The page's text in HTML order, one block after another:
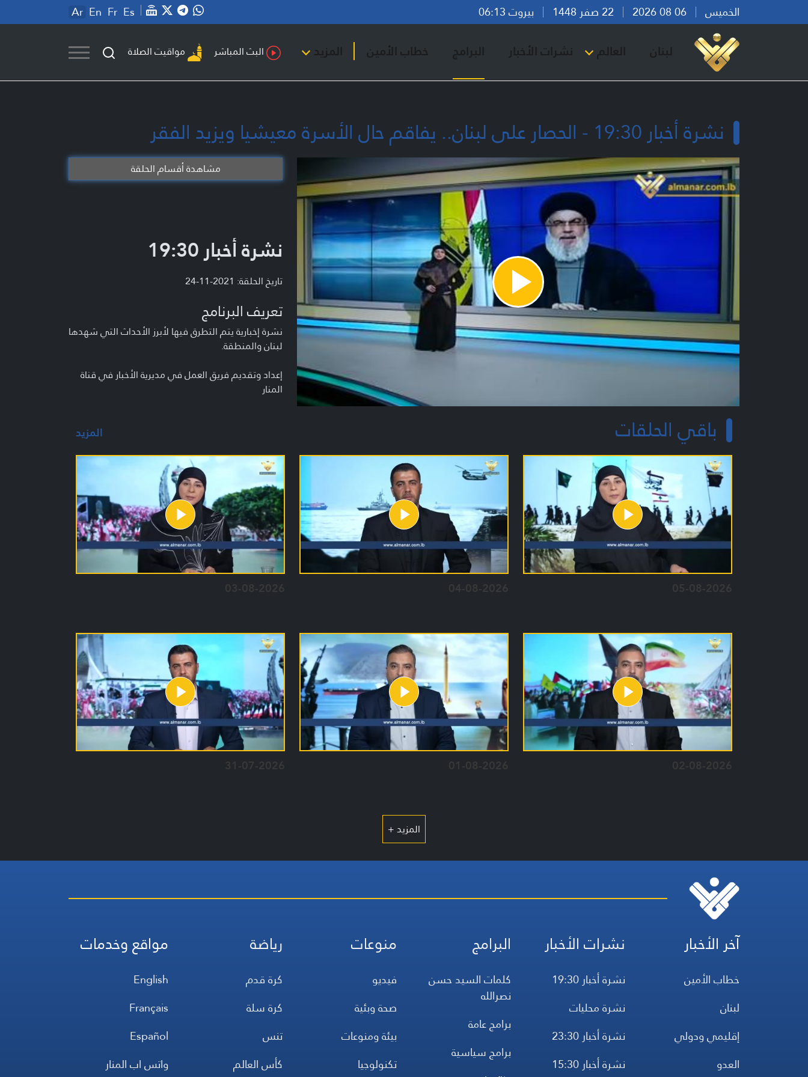
الخميس بيروت 06:13 Ar En Fr Es
لبنان العالم نشرات الأخبار البرامج خطاب الأمين المزيد البث المباشر مواقيت الصلاة
نشرة أخبار 19:30 - الحصار على لبنان.. يفاقم حال الأسرة معيشيا ويزيد الفقر
Play
Video
مشاهدة أقسام الحلقة
نشرة أخبار 19:30
تاريخ الحلقة: 2021-11-24
تعريف البرنامج
نشرة إخبارية يتم التطرق فيها لأبرز الأحداث التي شهدها
لبنان والمنطقة.
إعداد وتقديم فريق العمل في مديرية الأخبار في قناة
المنار
باقي الحلقات المزيد
05-08-2026
04-08-2026
03-08-2026
02-08-2026
01-08-2026
31-07-2026
المزيد +
آخر الأخبار
خطاب الأمين
لبنان
إقليمي ودولي
العدو
نشرات الأخبار
نشرة أخبار 19:30
نشرة محليات
نشرة أخبار 23:30
نشرة أخبار 15:30
البرامج
كلمات السيد حسن
نصرالله
برامج عامة
برامج سياسية
منوعات
فيديو
صحة وبئية
بيئة ومنوعات
تكنولوجيا
رياضة
كرة قدم
كرة سلة
تنس
كأس العالم
مواقع وخدمات
English
Français
Español
واتس اب المنار